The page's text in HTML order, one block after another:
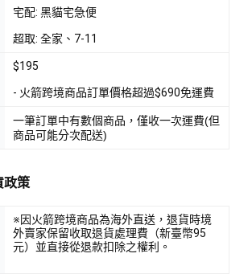
宅配: 黑貓宅急便
超取: 全家、7-11
$195
- 火箭跨境商品訂單價格超過$690免運費
一筆訂單中有數個商品，僅收一次運費(但
商品可能分次配送)
政策
※因火箭跨境商品為海外直送，退貨時境
外賣家保留收取退貨處理費（新臺幣95
元）並直接從退款扣除之權利。